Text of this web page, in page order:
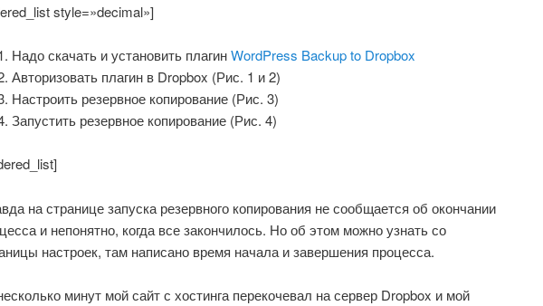
style=»decimal»]
Надо скачать и установить плагинWordPress Backup to Dropbox
Авторизовать плагин в Dropbox (Рис. 1 и 2)
Настроить резервное копирование (Рис. 3)
Запустить резервное копирование (Рис. 4)
на странице запуска резервного копирования не сообщается об окончании
и непонятно, когда все закончилось. Но об этом можно узнать со
настроек, там написано время начала и завершения процесса.
минут мой сайт с хостинга перекочевал на сервер Dropbox и мой